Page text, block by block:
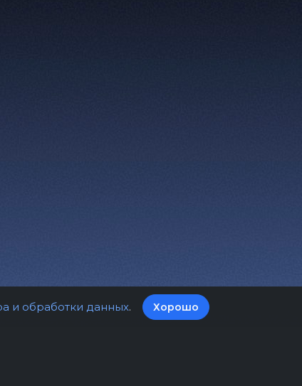
и обработки данных. Хорошо